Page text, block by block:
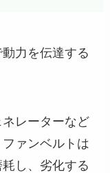
力を伝達する
レーターなど
ァンベルトは
し、劣化する